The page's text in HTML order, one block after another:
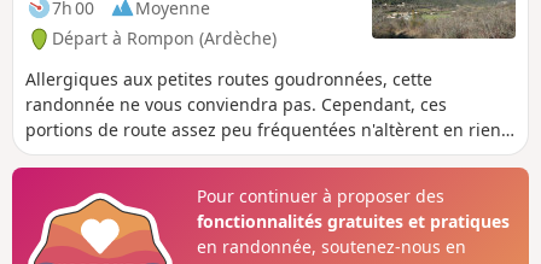
7h 00
Moyenne
Départ à Rompon (Ardèche)
Allergiques aux petites routes goudronnées, cette
randonnée ne vous conviendra pas. Cependant, ces
portions de route assez peu fréquentées n'altèrent en rien
les très jolis panoramas offerts depuis les crêtes.
Pour continuer à proposer des
fonctionnalités gratuites et pratiques
en randonnée, soutenez-nous en